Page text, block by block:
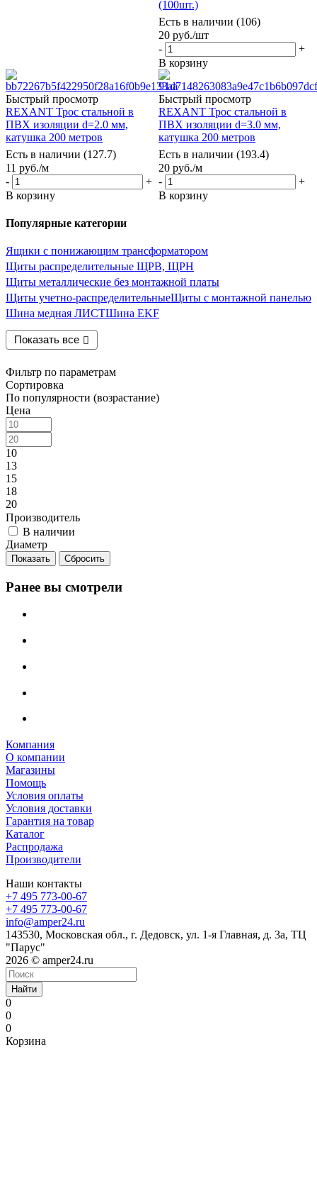
(100шт.)
Есть в наличии (106)
20 руб./шт
-
+
В корзину
Быстрый просмотр
REXANT Трос стальной в
ПВХ изоляции d=2.0 мм,
катушка 200 метров
Есть в наличии (127.7)
11 руб./м
-
+
В корзину
Быстрый просмотр
REXANT Трос стальной в
ПВХ изоляции d=3.0 мм,
катушка 200 метров
Есть в наличии (193.4)
20 руб./м
-
+
В корзину
Популярные категории
Ящики с понижающим трансформатором
Щиты распределительные ЩРВ, ЩРН
Щиты металлические без монтажной платы
Щиты учетно-распределительныеЩиты с монтажной панелью
Шина медная ЛИСТШина EKF
Показать все
Фильтр по параметрам
Сортировка
По популярности (возрастание)
Цена
10
13
15
18
20
Производитель
В наличии
Диаметр
Сбросить
Ранее вы смотрели
Компания
О компании
Магазины
Помощь
Условия оплаты
Условия доставки
Гарантия на товар
Каталог
Распродажа
Производители
Наши контакты
+7 495 773-00-67
+7 495 773-00-67
info@amper24.ru
143530, Московская обл., г. Дедовск, ул. 1-я Главная, д. 3а, ТЦ
"Парус"
2026 © amper24.ru
Найти
0
0
0
Корзина